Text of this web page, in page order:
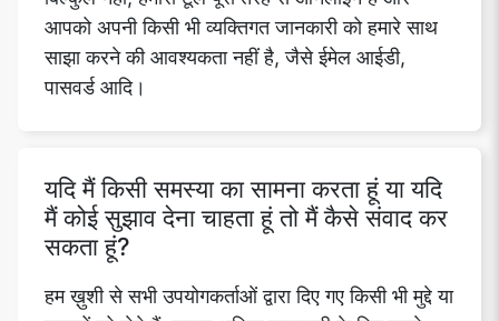
आपको अपनी किसी भी व्यक्तिगत जानकारी को हमारे साथ
साझा करने की आवश्यकता नहीं है, जैसे ईमेल आईडी,
पासवर्ड आदि।
यदि मैं किसी समस्या का सामना करता हूं या यदि
मैं कोई सुझाव देना चाहता हूं तो मैं कैसे संवाद कर
सकता हूं?
हम ख़ुशी से सभी उपयोगकर्ताओं द्वारा दिए गए किसी भी मुद्दे या